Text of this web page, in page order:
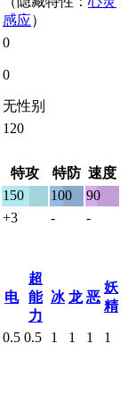
感应）
0
0
无性别
120
特攻 特防 速度
150 100
90
+3 -
-
电
超
能
力
冰 龙 恶
妖
精
0.5 0.5 1 1 1 1